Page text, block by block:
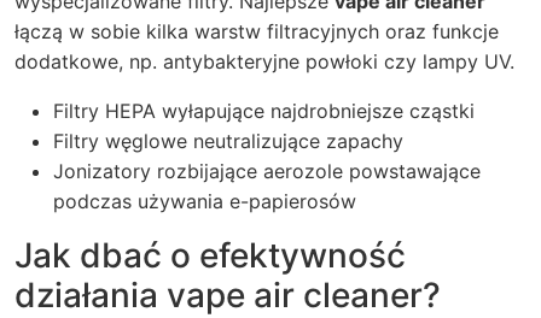
łączą w sobie kilka warstw filtracyjnych oraz funkcje
dodatkowe, np. antybakteryjne powłoki czy lampy UV.
Filtry HEPA wyłapujące najdrobniejsze cząstki
Filtry węglowe neutralizujące zapachy
Jonizatory rozbijające aerozole powstawające
podczas używania e-papierosów
Jak dbać o efektywność
działania vape air cleaner?